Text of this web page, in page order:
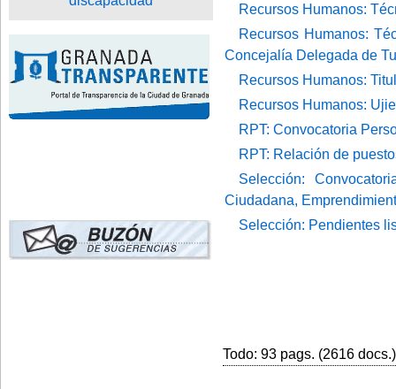
Recursos Humanos:
Recursos Humanos:
Concejalía Delegada de
Recursos Humanos:
Recursos Humanos:
RPT: Convocatoria
RPT: Relación de
Selección:
Ciudadana,
Selección: Pendientes
Todo: 93 pags. (2616